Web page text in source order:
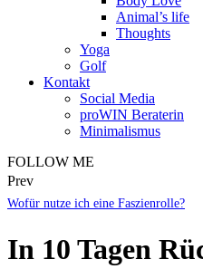
Animal’s life
Thoughts
Yoga
Golf
Kontakt
Social Media
proWIN Beraterin
Minimalismus
FOLLOW ME
Prev
Wofür nutze ich eine Faszienrolle?
In 10 Tagen